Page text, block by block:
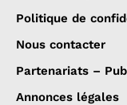
Politique de
Nous contacter
Partenariats –
Annonces légales